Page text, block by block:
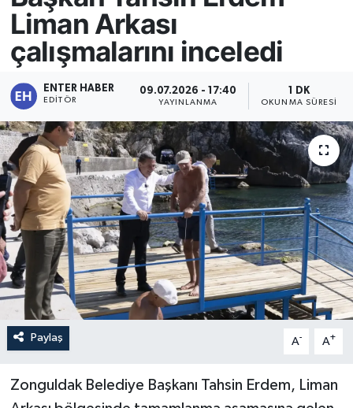
Liman Arkası
çalışmalarını inceledi
ENTER HABER
EDITÖR
09.07.2026 - 17:40
YAYINLANMA
1 DK
OKUNMA SÜRESI
Paylaş A- A+
Zonguldak Belediye Başkanı Tahsin Erdem, Liman